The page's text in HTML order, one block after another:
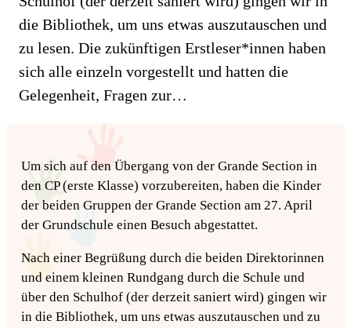
die Bibliothek, um uns etwas auszutauschen und
zu lesen. Die zukünftigen Erstleser*innen haben
sich alle einzeln vorgestellt und hatten die
Gelegenheit, Fragen zur…
Um sich auf den Übergang von der Grande Section in
den CP (erste Klasse) vorzubereiten, haben die Kinder
der beiden Gruppen der Grande Section am 27. April
der Grundschule einen Besuch abgestattet.
Nach einer Begrüßung durch die beiden Direktorinnen
und einem kleinen Rundgang durch die Schule und
über den Schulhof (der derzeit saniert wird) gingen wir
in die Bibliothek, um uns etwas auszutauschen und zu